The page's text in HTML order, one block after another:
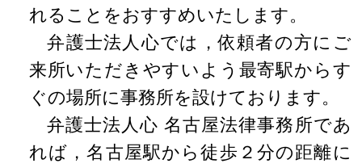
れることをおすすめいたします。
弁護士法人心では，依頼者の方にご
来所いただきやすいよう最寄駅からす
ぐの場所に事務所を設けております。
弁護士法人心 名古屋法律事務所であ
れば，名古屋駅から徒歩２分の距離に